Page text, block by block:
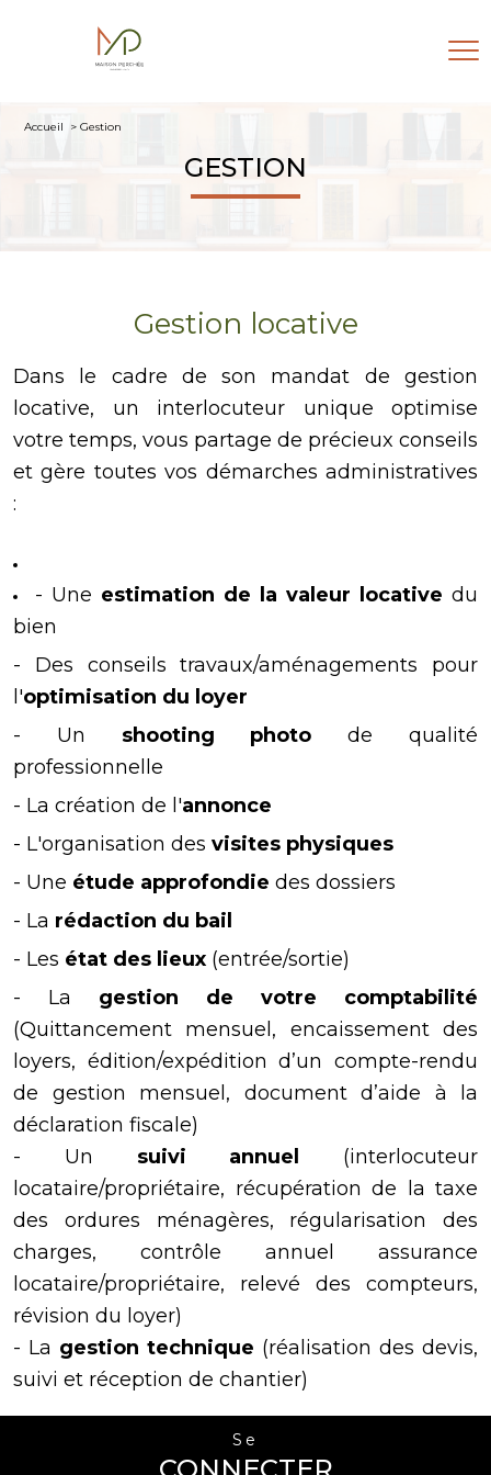
Accueil Gestion
GESTION
Gestion locative
Dans le cadre de son mandat de gestion
locative, un interlocuteur unique optimise
votre temps, vous partage de précieux conseils
et gère toutes vos démarches administratives
:
- Une estimation de la valeur locative du
bien
- Des conseils travaux/aménagements pour
l'optimisation du loyer
- Un shooting photo de qualité
professionnelle
- La création de l'annonce
- L'organisation des visites physiques
- Une étude approfondie des dossiers
- La rédaction du bail
- Les état des lieux (entrée/sortie)
- La gestion de votre comptabilité
(Quittancement mensuel, encaissement des
loyers, édition/expédition d’un compte-rendu
de gestion mensuel, document d’aide à la
déclaration fiscale)
- Un suivi annuel (interlocuteur
locataire/propriétaire, récupération de la taxe
des ordures ménagères, régularisation des
charges, contrôle annuel assurance
locataire/propriétaire, relevé des compteurs,
révision du loyer)
- La gestion technique (réalisation des devis,
suivi et réception de chantier)
Se
CONNECTER